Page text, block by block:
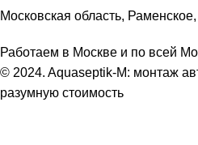
Московская область,
Работаем в Москве и по всей
© 2024. Aquaseptik-M: монтаж
разумную стоимость